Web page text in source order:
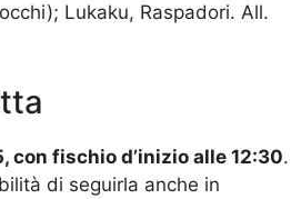
Lukaku, Raspadori. All.
con fischio d’inizio alle 12:30.
di seguirla anche in